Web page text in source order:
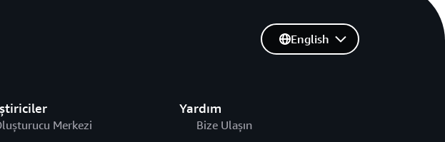
Merkezi
Yardım
Bize Ulaşın
English